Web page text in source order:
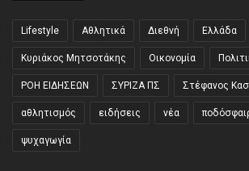
Lifestyle Αθλητικά Διεθνή Ελλάδα
Κυριάκος Μητσοτάκης Οικονομία
ΡΟΗ ΕΙΔΗΣΕΩΝ ΣΥΡΙΖΑ ΠΣ Στέφανος
αθλητισμός ειδήσεις νέα
ψυχαγωγία